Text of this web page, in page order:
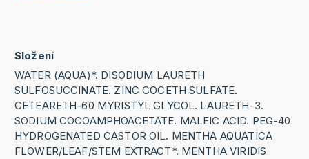
Složení
WATER (AQUA)*. DISODIUM LAURETH
SULFOSUCCINATE. ZINC COCETH SULFATE.
CETEARETH-60 MYRISTYL GLYCOL. LAURETH-3.
SODIUM COCOAMPHOACETATE. MALEIC ACID. PEG-40
HYDROGENATED CASTOR OIL. MENTHA AQUATICA
FLOWER/LEAF/STEM EXTRACT*. MENTHA VIRIDIS